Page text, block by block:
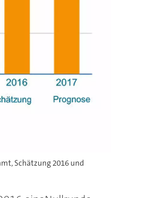
Schätzung 2016 und